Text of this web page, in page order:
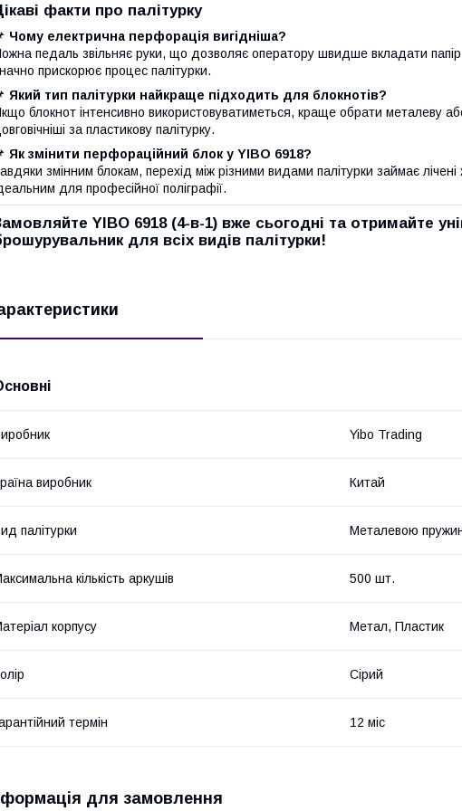
факти про палітурку
Чому електрична перфорація вигідніша?
педаль звільняє руки, що дозволяє оператору швидше вкладати
прискорює процес палітурки.
Який тип палітурки найкраще підходить для блокнотів?
блокнот інтенсивно використовуватиметься, краще обрати металеву
за пластикову палітурку.
Як змінити перфораційний блок у YIBO 6918?
змінним блокам, перехід між різними видами палітурки займає
для професійної поліграфії.
YIBO 6918 (4-в-1) вже сьогодні та отримайте
для всіх видів палітурки!
Yibo Trading
виробник Китай
палітурки Металевою
кількість аркушів 500 шт.
корпусу Метал, Пластик
Сірий
термін 12 міс
для замовлення